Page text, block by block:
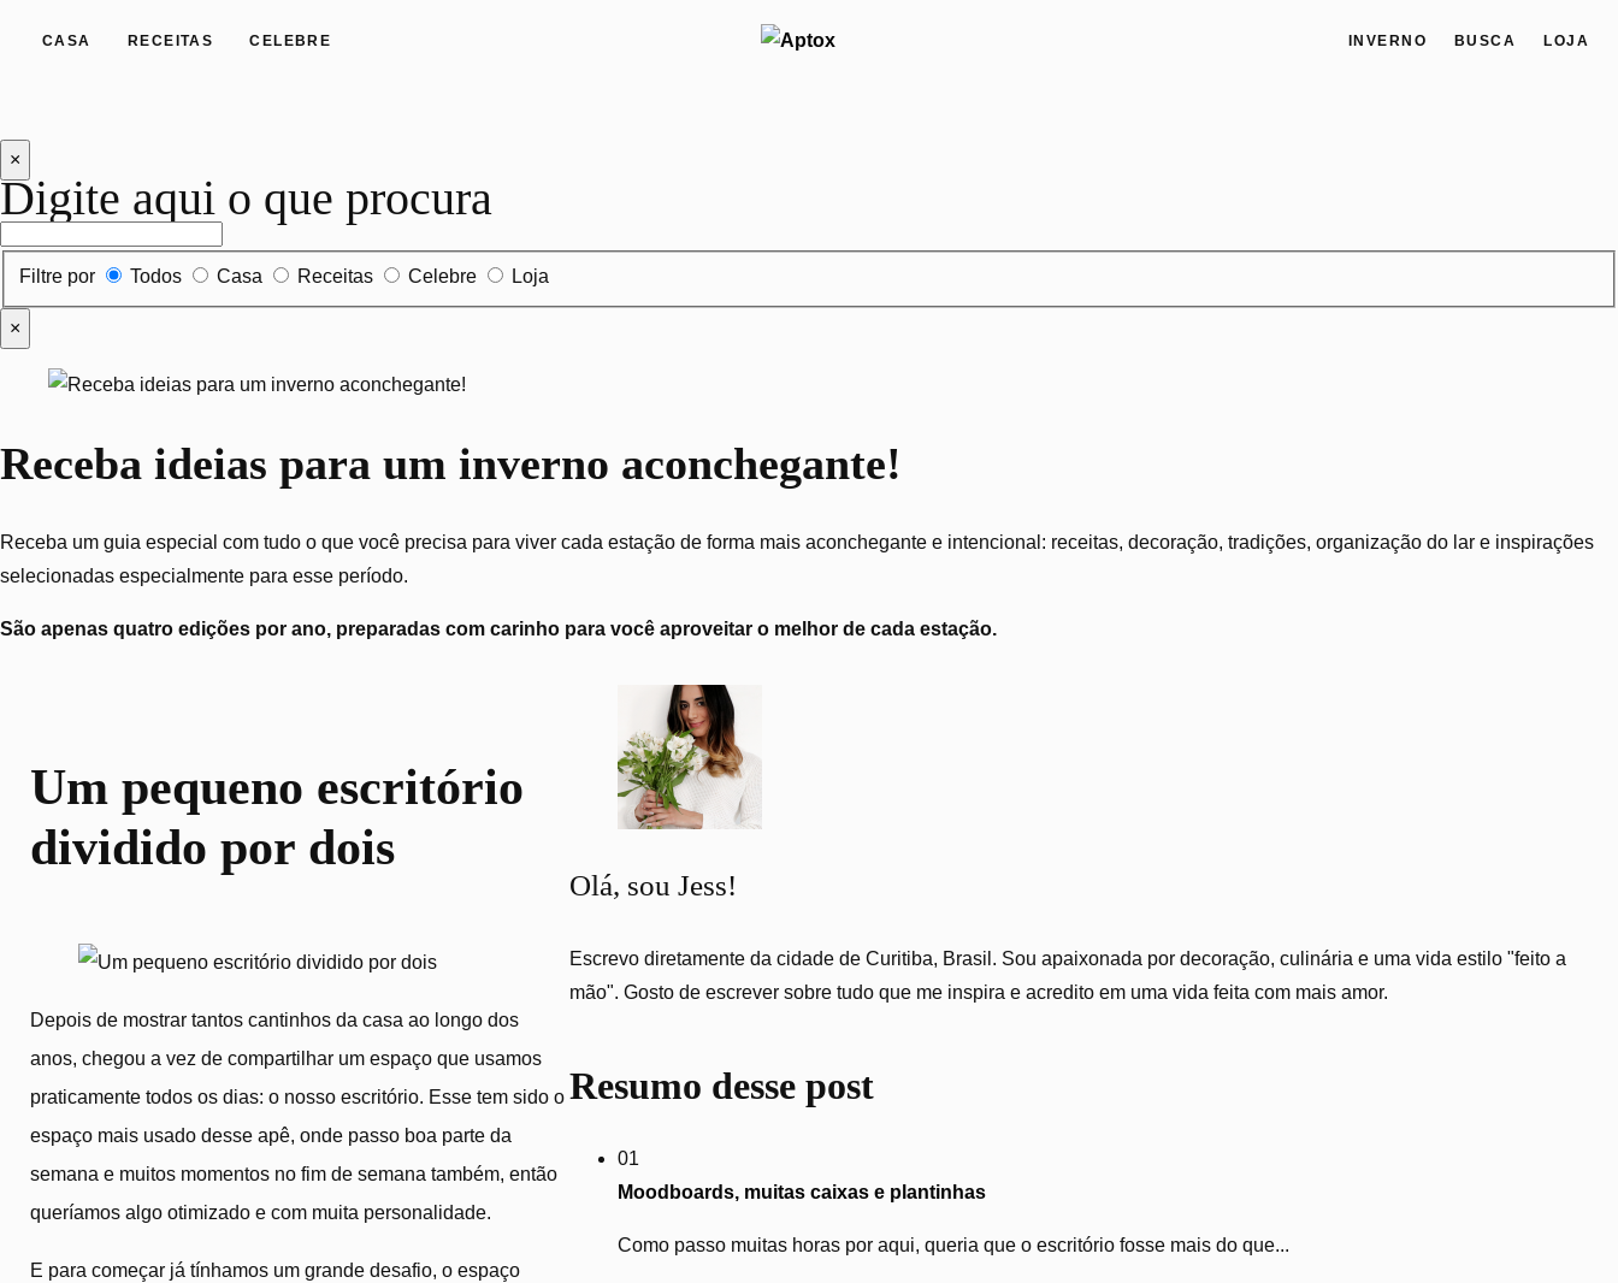
CASA RECEITAS CELEBRE INVERNO BUSCA LOJA
×
Digite aqui o que procura
Filtrar por tipo de conteúdo
Filtre por Todos Casa Receitas Celebre Loja
×
Receba ideias para um inverno aconchegante!
Receba um guia especial com tudo o que você precisa para viver cada estação de forma mais aconchegante e intencional: receitas, decoração, tradições, organização do lar e inspirações
selecionadas especialmente para esse período.
São apenas quatro edições por ano, preparadas com carinho para você aproveitar o melhor de cada estação.
Um pequeno escritório
dividido por dois
Depois de mostrar tantos cantinhos da casa ao longo dos
anos, chegou a vez de compartilhar um espaço que usamos
praticamente todos os dias: o nosso escritório. Esse tem sido o
espaço mais usado desse apê, onde passo boa parte da
semana e muitos momentos no fim de semana também, então
queríamos algo otimizado e com muita personalidade.
E para começar já tínhamos um grande desafio, o espaço
Olá, sou Jess!
Escrevo diretamente da cidade de Curitiba, Brasil. Sou apaixonada por decoração, culinária e uma vida estilo "feito a
mão". Gosto de escrever sobre tudo que me inspira e acredito em uma vida feita com mais amor.
Resumo desse post
01
Moodboards, muitas caixas e plantinhas
Como passo muitas horas por aqui, queria que o escritório fosse mais do que...